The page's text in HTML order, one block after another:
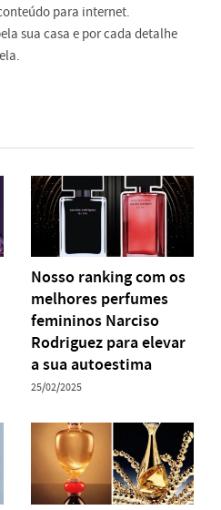
para internet.
sua casa e por cada detalhe
Nosso ranking com os
melhores perfumes
femininos Narciso
Rodriguez para elevar
a sua autoestima
25/02/2025